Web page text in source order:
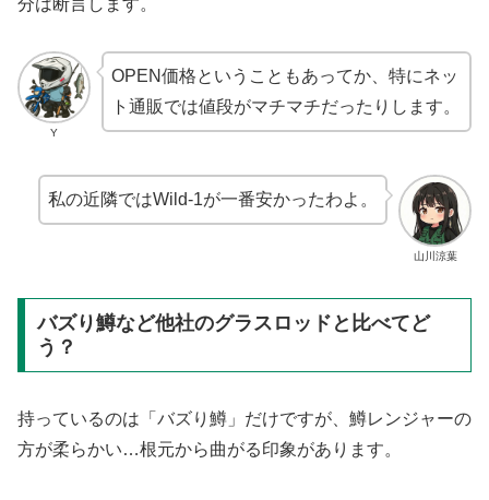
Y
OPEN価格ということもあってか、特にネッ
ト通販では値段がマチマチだったりします。
山川涼葉
私の近隣ではWild-1が一番安かったわよ。
バズり鱒など他社のグラスロッドと比べてど
う？
持っているのは「バズり鱒」だけですが、鱒レンジャーの
方が柔らかい…根元から曲がる印象があります。